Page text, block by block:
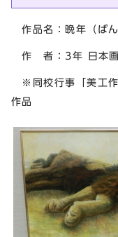
作品名：晩年（ばん
作 者：3年 日本画
※同校行事「美工作
作品